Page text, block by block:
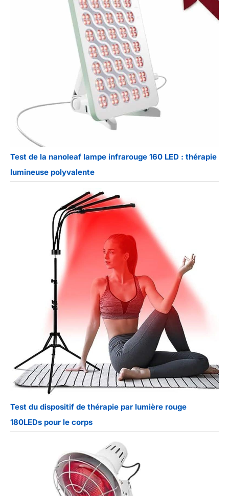
Test de la nanoleaf lampe infrarouge 160 LED : thérapie
lumineuse polyvalente
Test du dispositif de thérapie par lumière rouge
180LEDs pour le corps